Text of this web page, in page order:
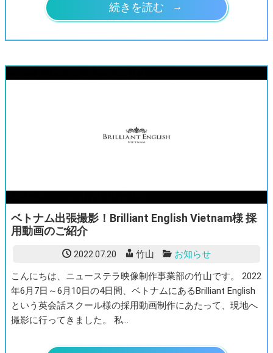
続きを読む
ベトナム出張撮影！Brilliant English Vietnam様 採
用動画のご紹介
2022.07.20 竹山
お知らせ
こんにちは、ニューステラ映像制作事業部の竹山です。 2022
年6月7日～6月10日の4日間、ベトナムにあるBrilliant English
という英会話スクール様の採用動画制作にあたって、現地へ
撮影に行ってきました。 私…